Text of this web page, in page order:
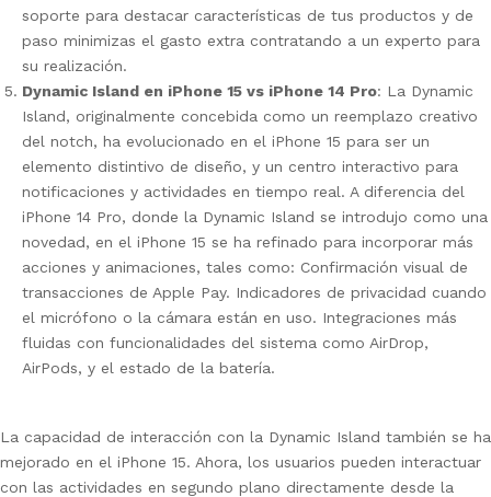
soporte para destacar características de tus productos y de
paso minimizas el gasto extra contratando a un experto para
su realización.
Dynamic Island en iPhone 15 vs iPhone 14 Pro: La Dynamic
Island, originalmente concebida como un reemplazo creativo
del notch, ha evolucionado en el iPhone 15 para ser un
elemento distintivo de diseño, y un centro interactivo para
notificaciones y actividades en tiempo real. A diferencia del
iPhone 14 Pro, donde la Dynamic Island se introdujo como una
novedad, en el iPhone 15 se ha refinado para incorporar más
acciones y animaciones, tales como: Confirmación visual de
transacciones de Apple Pay. Indicadores de privacidad cuando
el micrófono o la cámara están en uso. Integraciones más
fluidas con funcionalidades del sistema como AirDrop,
AirPods, y el estado de la batería.
La capacidad de interacción con la Dynamic Island también se ha
mejorado en el iPhone 15. Ahora, los usuarios pueden interactuar
con las actividades en segundo plano directamente desde la